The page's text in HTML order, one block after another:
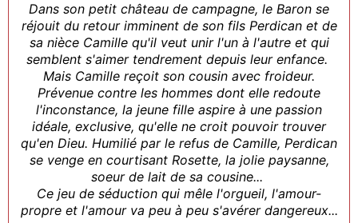
Dans son petit château de campagne, le Baron se
réjouit du retour imminent de son fils Perdican et de
sa nièce Camille qu'il veut unir l'un à l'autre et qui
semblent s'aimer tendrement depuis leur enfance.
Mais Camille reçoit son cousin avec froideur.
Prévenue contre les hommes dont elle redoute
l'inconstance, la jeune fille aspire à une passion
idéale, exclusive, qu'elle ne croit pouvoir trouver
qu'en Dieu. Humilié par le refus de Camille, Perdican
se venge en courtisant Rosette, la jolie paysanne,
soeur de lait de sa cousine...
Ce jeu de séduction qui mêle l'orgueil, l'amour-
propre et l'amour va peu à peu s'avérer dangereux...